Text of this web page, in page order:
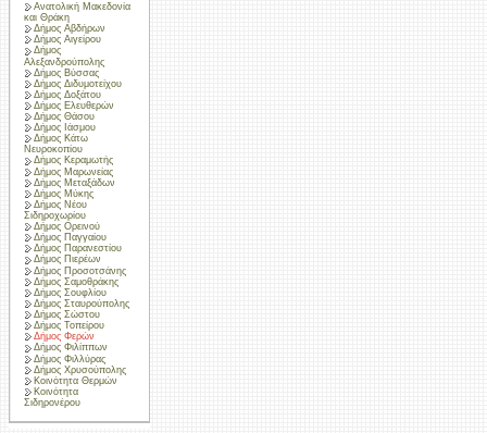
Ανατολική Μακεδονία
και Θράκη
Δήμος Αβδήρων
Δήμος Αιγείρου
Δήμος
Αλεξανδρούπολης
Δήμος Βύσσας
Δήμος Διδυμοτείχου
Δήμος Δοξάτου
Δήμος Ελευθερών
Δήμος Θάσου
Δήμος Ιάσμου
Δήμος Κάτω
Νευροκοπίου
Δήμος Κεραμωτής
Δήμος Μαρωνείας
Δήμος Μεταξάδων
Δήμος Μύκης
Δήμος Νέου
Σιδηροχωρίου
Δήμος Ορεινού
Δήμος Παγγαίου
Δήμος Παρανεστίου
Δήμος Πιερέων
Δήμος Προσοτσάνης
Δήμος Σαμοθράκης
Δήμος Σουφλίου
Δήμος Σταυρούπολης
Δήμος Σώστου
Δήμος Τοπείρου
Δήμος Φερών
Δήμος Φιλίππων
Δήμος Φιλλύρας
Δήμος Χρυσούπολης
Κοινότητα Θερμών
Κοινότητα
Σιδηρονέρου